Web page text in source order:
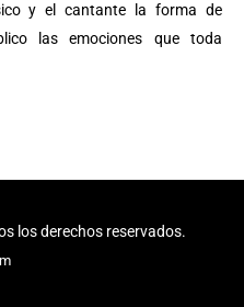
y el cantante la forma de
las emociones que toda
los derechos reservados.